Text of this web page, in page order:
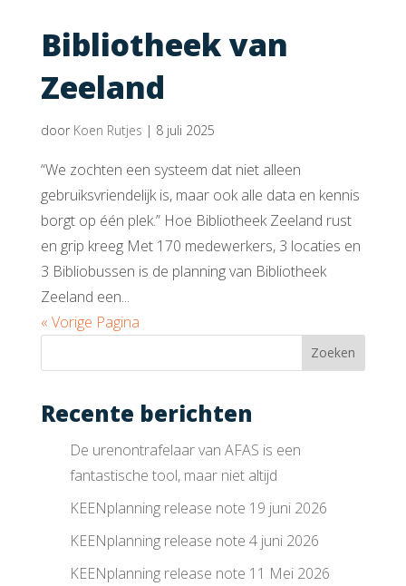
Bibliotheek van
Zeeland
door Koen Rutjes | 8 juli 2025
“We zochten een systeem dat niet alleen
gebruiksvriendelijk is, maar ook alle data en kennis
borgt op één plek.” Hoe Bibliotheek Zeeland rust
en grip kreeg Met 170 medewerkers, 3 locaties en
3 Bibliobussen is de planning van Bibliotheek
Zeeland een...
« Vorige Pagina
Recente berichten
De urenontrafelaar van AFAS is een
fantastische tool, maar niet altijd
KEENplanning release note 19 juni 2026
KEENplanning release note 4 juni 2026
KEENplanning release note 11 Mei 2026